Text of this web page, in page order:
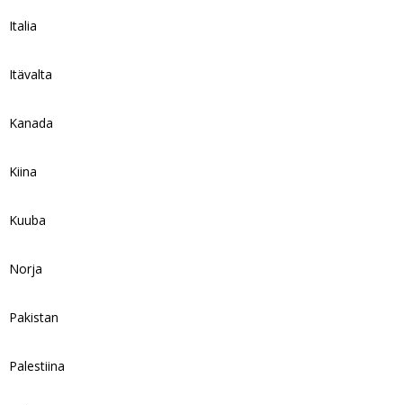
Italia
Itävalta
Kanada
Kiina
Kuuba
Norja
Pakistan
Palestiina